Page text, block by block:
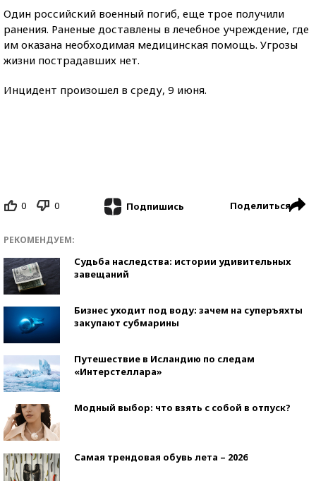
Один российский военный погиб, еще трое получили
ранения. Раненые доставлены в лечебное учреждение, где
им оказана необходимая медицинская помощь. Угрозы
жизни пострадавших нет.
Инцидент произошел в среду, 9 июня.
0 0 Подпишись Поделиться
РЕКОМЕНДУЕМ:
Судьба наследства: истории удивительных
завещаний
Бизнес уходит под воду: зачем на суперъяхты
закупают субмарины
Путешествие в Исландию по следам
«Интерстеллара»
Модный выбор: что взять с собой в отпуск?
Самая трендовая обувь лета – 2026